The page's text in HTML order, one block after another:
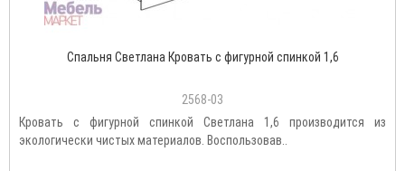
Спальня Светлана Кровать с фигурной спинкой 1,6
2568-03
Кровать с фигурной спинкой Светлана 1,6 производится из
экологически чистых материалов. Воспользовав..